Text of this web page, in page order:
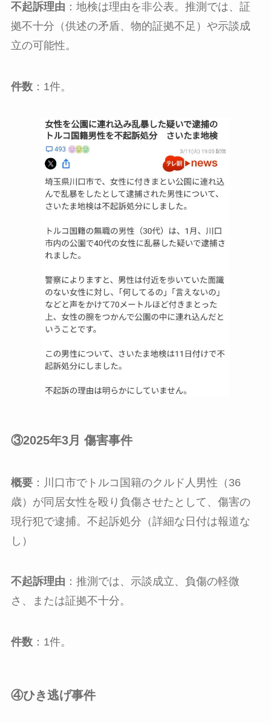
不起訴理由 ：地検は理由を非公表。推測では、証
拠不十分（供述の矛盾、物的証拠不足）や示談成
立の可能性。
件数：1件。
③2025年3月 傷害事件
概要：川口市でトルコ国籍のクルド人男性（36
歳）が同居女性を殴り負傷させたとして、傷害の
現行犯で逮捕。不起訴処分（詳細な日付は報道な
し）
不起訴理由 ：推測では、示談成立、負傷の軽微
さ、または証拠不十分。
件数：1件。
④ひき逃げ事件